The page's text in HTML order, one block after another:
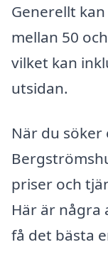
Generellt
mellan 50
vilket kan
utsidan.
När du
priser och
Här är några
få det bästa